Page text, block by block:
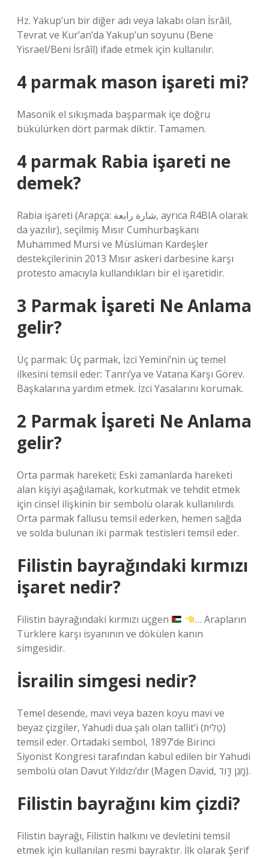
Hz. Yakup’un bir diğer adı veya lakabı olan İsrâil,
Tevrat ve Kur’an’da Yakup’un soyunu (Bene
Yisrael/Beni İsrâîl) ifade etmek için kullanılır.
4 parmak mason işareti mi?
Masonik el sıkışmada başparmak içe doğru
bükülürken dört parmak diktir. Tamamen.
4 parmak Rabia işareti ne
demek?
Rabia işareti (Arapça: شارة رابعة, ayrıca R4BIA olarak
da yazılır), seçilmiş Mısır Cumhurbaşkanı
Muhammed Mursi ve Müslüman Kardeşler
destekçilerinin 2013 Mısır askeri darbesine karşı
protesto amacıyla kullandıkları bir el işaretidir.
3 Parmak İşareti Ne Anlama
gelir?
Üç parmak: Üç parmak, İzci Yemini’nin üç temel
ilkesini temsil eder: Tanrı’ya ve Vatana Karşı Görev.
Başkalarına yardım etmek. İzci Yasalarını korumak.
2 Parmak İşareti Ne Anlama
gelir?
Orta parmak hareketi; Eski zamanlarda hareketi
alan kişiyi aşağılamak, korkutmak ve tehdit etmek
için cinsel ilişkinin bir sembolü olarak kullanılırdı.
Orta parmak fallusu temsil ederken, hemen sağda
ve solda bulunan iki parmak testisleri temsil eder.
Filistin bayrağındaki kırmızı
işaret nedir?
Filistin bayrağındaki kırmızı üçgen
… Arapların
Türklere karşı isyanının ve dökülen kanın
simgesidir.
İsrailin simgesi nedir?
Temel desende, mavi veya bazen koyu mavi ve
beyaz çizgiler, Yahudi dua şalı olan tallit’i (טַלִּית)
temsil eder. Ortadaki sembol, 1897’de Birinci
Siyonist Kongresi tarafından kabul edilen bir Yahudi
sembolü olan Davut Yıldızı’dır (Magen David, מָגֵן דָּוִד).
Filistin bayrağını kim çizdi?
Filistin bayrağı, Filistin halkını ve devletini temsil
etmek için kullanılan resmi bayraktır. İlk olarak Şerif